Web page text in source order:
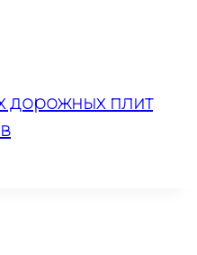
дорожных плит